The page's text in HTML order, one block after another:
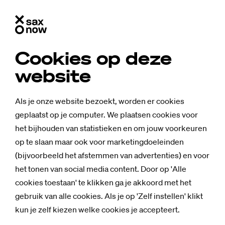
Cookies op deze
website
Als je onze website bezoekt, worden er cookies
geplaatst op je computer. We plaatsen cookies voor
het bijhouden van statistieken en om jouw voorkeuren
op te slaan maar ook voor marketingdoeleinden
(bijvoorbeeld het afstemmen van advertenties) en voor
het tonen van social media content. Door op 'Alle
cookies toestaan' te klikken ga je akkoord met het
gebruik van alle cookies. Als je op 'Zelf instellen' klikt
kun je zelf kiezen welke cookies je accepteert.